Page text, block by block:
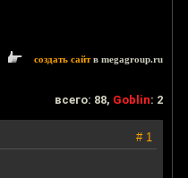
создать сайтв megagroup.ru
всего: 88, Goblin: 2
# 1